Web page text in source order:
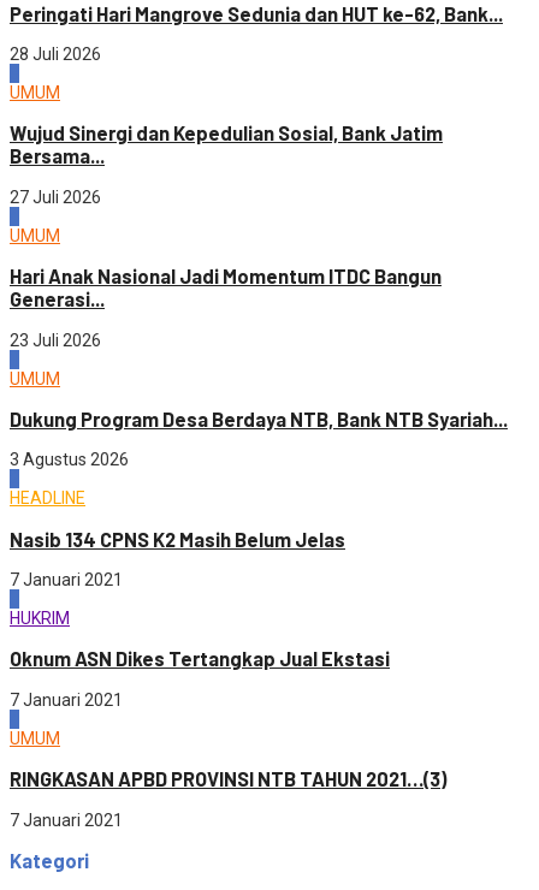
Peringati Hari Mangrove Sedunia dan HUT ke-62, Bank...
28 Juli 2026
UMUM
Wujud Sinergi dan Kepedulian Sosial, Bank Jatim
Bersama...
27 Juli 2026
UMUM
Hari Anak Nasional Jadi Momentum ITDC Bangun
Generasi...
23 Juli 2026
UMUM
Dukung Program Desa Berdaya NTB, Bank NTB Syariah...
3 Agustus 2026
HEADLINE
Nasib 134 CPNS K2 Masih Belum Jelas
7 Januari 2021
HUKRIM
Oknum ASN Dikes Tertangkap Jual Ekstasi
7 Januari 2021
UMUM
RINGKASAN APBD PROVINSI NTB TAHUN 2021…(3)
7 Januari 2021
Kategori